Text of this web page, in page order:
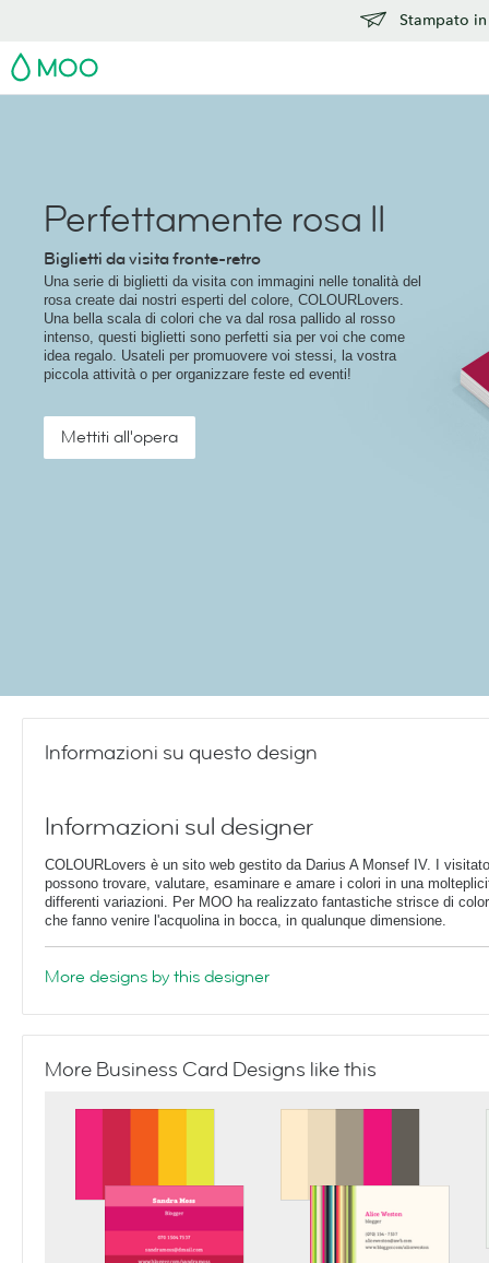
Stampato
MOO
Perfettamente rosa II
Biglietti da visita fronte-retro
Una serie di biglietti da visita con immagini nelle tonalità del
rosa create dai nostri esperti del colore, COLOURLovers.
Una bella scala di colori che va dal rosa pallido al rosso
intenso, questi biglietti sono perfetti sia per voi che come
idea regalo. Usateli per promuovere voi stessi, la vostra
piccola attività o per organizzare feste ed eventi!
Mettiti all'opera
Informazioni su questo design
Informazioni sul designer
COLOURLovers è un sito web gestito da Darius A Monsef IV. I
possono trovare, valutare, esaminare e amare i colori in una
differenti variazioni. Per MOO ha realizzato fantastiche strisce di
che fanno venire l'acquolina in bocca, in qualunque dimensione.
More designs by this designer
More Business Card Designs like this